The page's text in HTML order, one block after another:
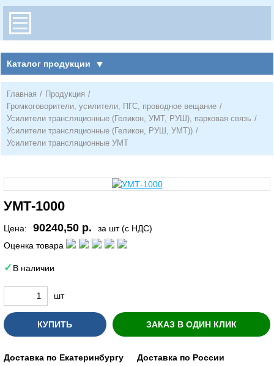
Каталог продукции
Главная / Продукция /
Громкоговорители, усилители, ПГС, проводное вещание /
Усилители трансляционные (Геликон, УМТ, РУШ), парковая связь /
Усилители трансляционные (Геликон, РУШ, УМТ)) /
Усилители трансляционные УМТ
УМТ-1000
Цена: 90240,50 р.
за шт (с НДС)
Оценка товара
В наличии
шт
КУПИТЬ ЗАКАЗ В ОДИН КЛИК
Доставка по Екатеринбургу Доставка по России